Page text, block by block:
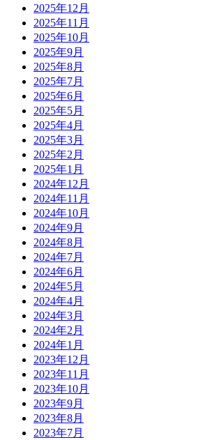
2025年12月
2025年11月
2025年10月
2025年9月
2025年8月
2025年7月
2025年6月
2025年5月
2025年4月
2025年3月
2025年2月
2025年1月
2024年12月
2024年11月
2024年10月
2024年9月
2024年8月
2024年7月
2024年6月
2024年5月
2024年4月
2024年3月
2024年2月
2024年1月
2023年12月
2023年11月
2023年10月
2023年9月
2023年8月
2023年7月